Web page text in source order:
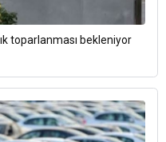
toparlanması bekleniyor